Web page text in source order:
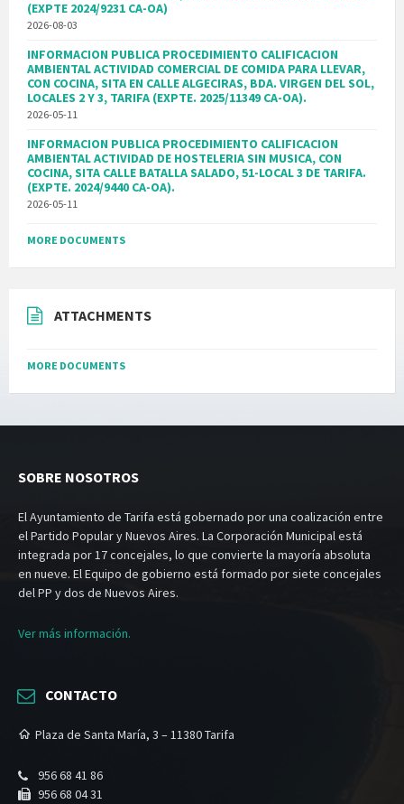
(EXPTE 2024/9231 CA-OA)
2026-08-03
INFORMACION PUBLICA PROCEDIMIENTO CALIFICACION
AMBIENTAL ACTIVIDAD COMERCIAL DE COMIDA PARA LLEVAR,
CON COCINA, SITA EN CALLE ALGECIRAS, BDA. VIRGEN DEL SOL,
LOCALES 2 Y 3, TARIFA (EXPTE. 2025/11349 CA-OA).
2026-05-11
INFORMACION PUBLICA PROCEDIMIENTO CALIFICACION
AMBIENTAL ACTIVIDAD DE HOSTELERIA SIN MUSICA, CON
COCINA, SITA CALLE BATALLA SALADO, 51-LOCAL 3 DE TARIFA.
(EXPTE. 2024/9440 CA-OA).
2026-05-11
MORE DOCUMENTS
ATTACHMENTS
MORE DOCUMENTS
SOBRE NOSOTROS
El Ayuntamiento de Tarifa está gobernado por una coalización entre
el Partido Popular y Nuevos Aires. La Corporación Municipal está
integrada por 17 concejales, lo que convierte la mayoría absoluta
en nueve. El Equipo de gobierno está formado por siete concejales
del PP y dos de Nuevos Aires.
Ver más información.
CONTACTO
Plaza de Santa María, 3 – 11380 Tarifa
956 68 41 86
956 68 04 31